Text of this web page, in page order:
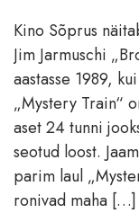
Kino Sõprus
Jim Jarmuschi
aastasse 1989,
„Mystery Train“
aset 24 tunni
seotud loost.
parim laul
ronivad maha […]